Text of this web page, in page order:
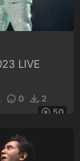
LIVE
0
2
50